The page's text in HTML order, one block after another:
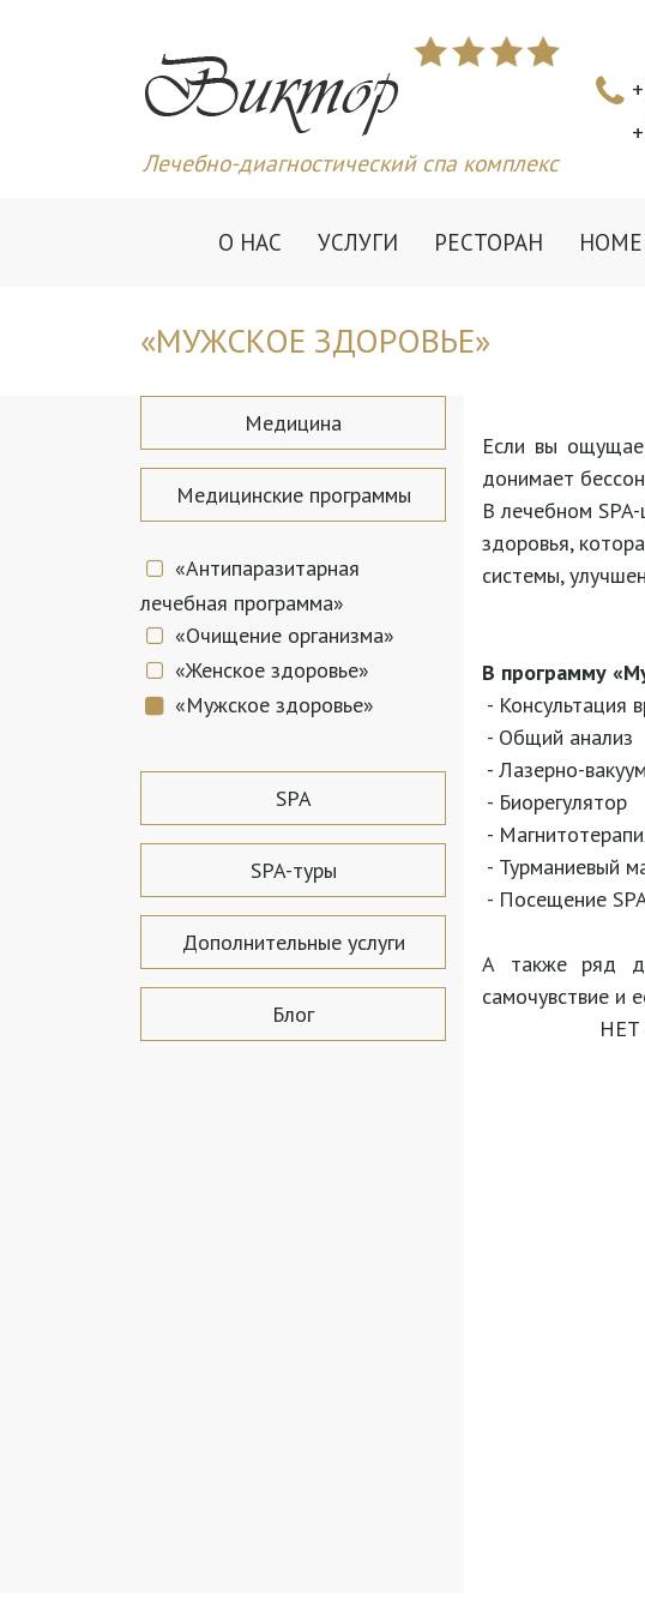
Лечебно-диагностический спа комплекс
О НАС УСЛУГИ РЕСТОРАН
«МУЖСКОЕ ЗДОРОВЬЕ»
Медицина
Медицинские программы
«Антипаразитарная
лечебная программа»
«Очищение организма»
«Женское здоровье»
«Мужское здоровье»
SPA
SPA-туры
Дополнительные услуги
Блог
Если вы
донимает
В лечебном
здоровья,
системы,
В программу
- Консультация
- Общий анализ
- Лазерно-
- Биорегулятор
-
- Турманиевый
- Посещение
А также ряд
самочувствие и